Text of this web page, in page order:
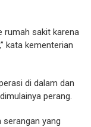
rumah sakit karena
kata kementerian
di dalam dan
perang.
yang